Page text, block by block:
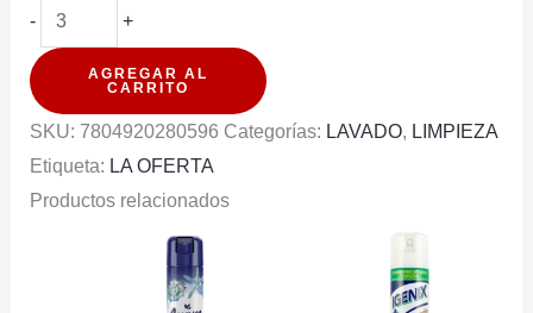
-
SUAVIZANTE
HIPOALERGENICO
FUZOL
PRIMAVERA
+
AGREGAR AL
CARRITO
SKU: 7804920280596 Categorías: LAVADO, LIMPIEZA
Etiqueta: LA OFERTA
Productos relacionados